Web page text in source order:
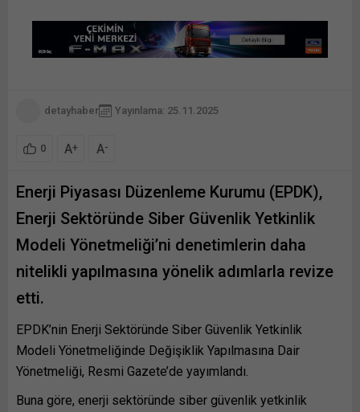
detayhaber Yayınlama: 25.11.2025
0 A+ A-
Enerji Piyasası Düzenleme Kurumu (EPDK),
Enerji Sektöründe Siber Güvenlik Yetkinlik
Modeli Yönetmeliği’ni denetimlerin daha
nitelikli yapılmasına yönelik adımlarla revize
etti.
EPDK’nin Enerji Sektöründe Siber Güvenlik Yetkinlik
Modeli Yönetmeliğinde Değişiklik Yapılmasına Dair
Yönetmeliği, Resmi Gazete’de yayımlandı.
Buna göre, enerji sektöründe siber güvenlik yetkinlik